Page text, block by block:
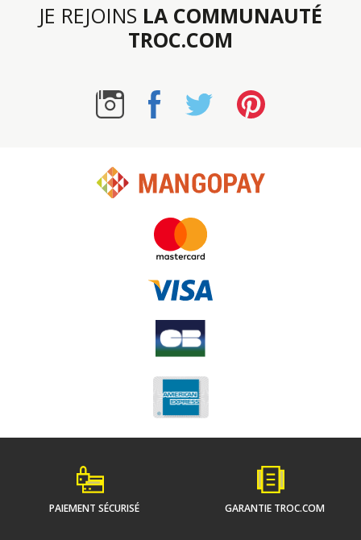
JE REJOINS LA COMMUNAUTÉ
TROC.COM
PAIEMENT SÉCURISÉ GARANTIE TROC.COM